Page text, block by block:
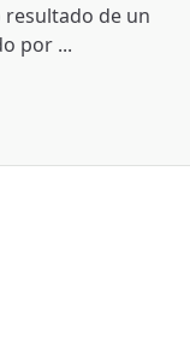
resultado de un
por ...